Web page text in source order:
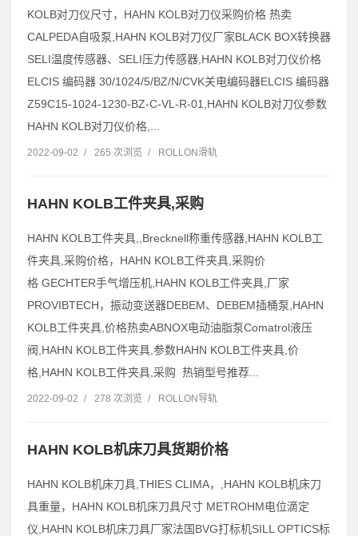
KOLB对刀仪尺寸，HAHN KOLB对刀仪采购价格 热卖
CALPEDA自吸泵,HAHN KOLB对刀仪厂家BLACK BOX转换器
SELI温度传感器、SELI压力传感器,HAHN KOLB对刀仪价格
ELCIS 编码器 30/1024/5/BZ/N/CVK关电编码器ELCIS 编码器
Z59C15-1024-1230-BZ-C-VL-R-01,HAHN KOLB对刀仪参数
HAHN KOLB对刀仪价格,...
2022-09-02 / 265 次浏览 / ROLLON滑轨
HAHN KOLB工件夹具,采购
HAHN KOLB工件夹具,,Brecknell称重传感器,HAHN KOLB工
件夹具,采购价格，HAHN KOLB工件夹具,采购价
格 GECHTER手气增压机,HAHN KOLB工件夹具,厂家
PROVIBTECH，振动变送器DEBEM、DEBEM插桶泵,HAHN
KOLB工件夹具,价格热卖ABNOX电动油脂泵Comatrol液压
阀,HAHN KOLB工件夹具,参数HAHN KOLB工件夹具,价
格,HAHN KOLB工件夹具,采购 热销型号推荐...
2022-09-02 / 278 次浏览 / ROLLON导轨
HAHN KOLB机床刀具货期价格
HAHN KOLB机床刀具,THIES CLIMA，,HAHN KOLB机床刀
具重量，HAHN KOLB机床刀具尺寸 METROHM电位滴定
仪,HAHN KOLB机床刀具厂家法国BVG打标机SILL OPTICS标